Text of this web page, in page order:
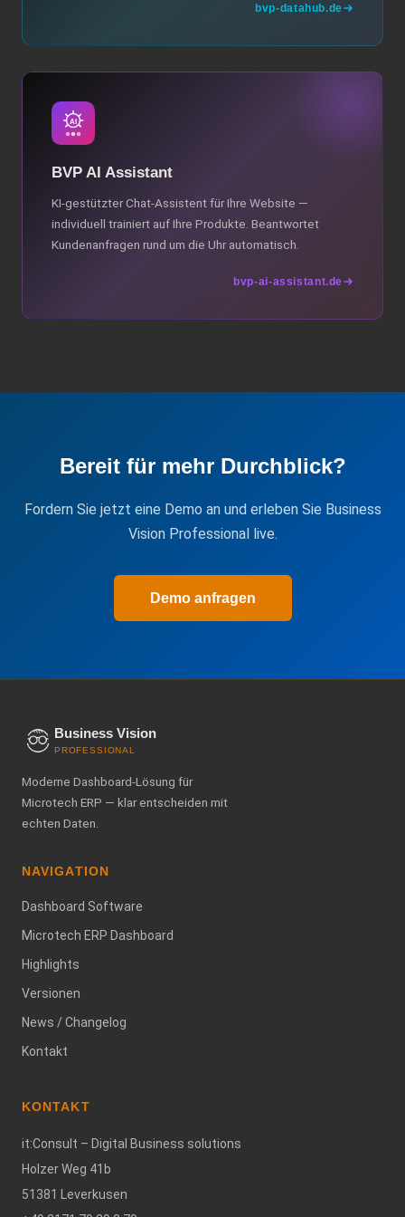
bvp-datahub.de
BVP AI Assistant
KI-gestützter Chat-Assistent für Ihre Website —
individuell trainiert auf Ihre Produkte. Beantwortet
Kundenanfragen rund um die Uhr automatisch.
bvp-ai-assistant.de
Bereit für mehr Durchblick?
Fordern Sie jetzt eine Demo an und erleben Sie Business
Vision Professional live.
Demo anfragen
Business Vision
PROFESSIONAL
Moderne Dashboard-Lösung für
Microtech ERP — klar entscheiden mit
echten Daten.
NAVIGATION
Dashboard Software
Microtech ERP Dashboard
Highlights
Versionen
News / Changelog
Kontakt
KONTAKT
it:Consult – Digital Business solutions
Holzer Weg 41b
51381 Leverkusen